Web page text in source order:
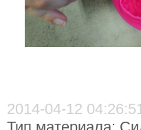
2014-04-12